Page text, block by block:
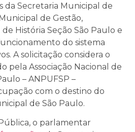
da Secretaria Municipal de
de Gestão,
História Seção São Paulo e
do sistema
A solicitação considera o
pela Associação Nacional de
– ANPUFSP –
com o destino do
de São Paulo.
o parlamentar